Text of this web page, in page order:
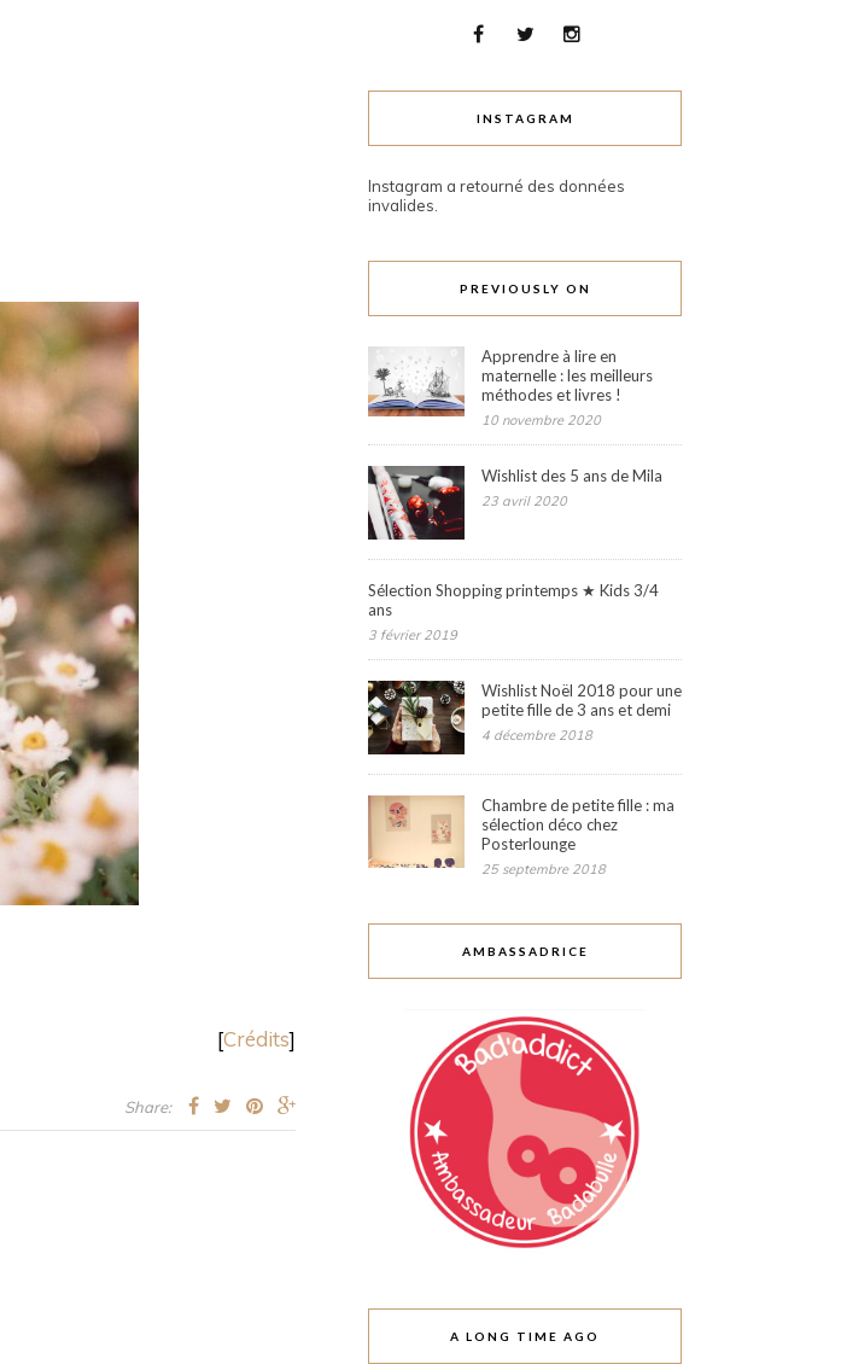
[Crédits]
Share:
INSTAGRAM
Instagram a retourné des données
invalides.
PREVIOUSLY ON
Apprendre à lire en
maternelle : les meilleurs
méthodes et livres !
10 novembre 2020
Wishlist des 5 ans de Mila
23 avril 2020
Sélection Shopping printemps ★ Kids 3/4
ans
3 février 2019
Wishlist Noël 2018 pour une
petite fille de 3 ans et demi
4 décembre 2018
Chambre de petite fille : ma
sélection déco chez
Posterlounge
25 septembre 2018
AMBASSADRICE
A LONG TIME AGO